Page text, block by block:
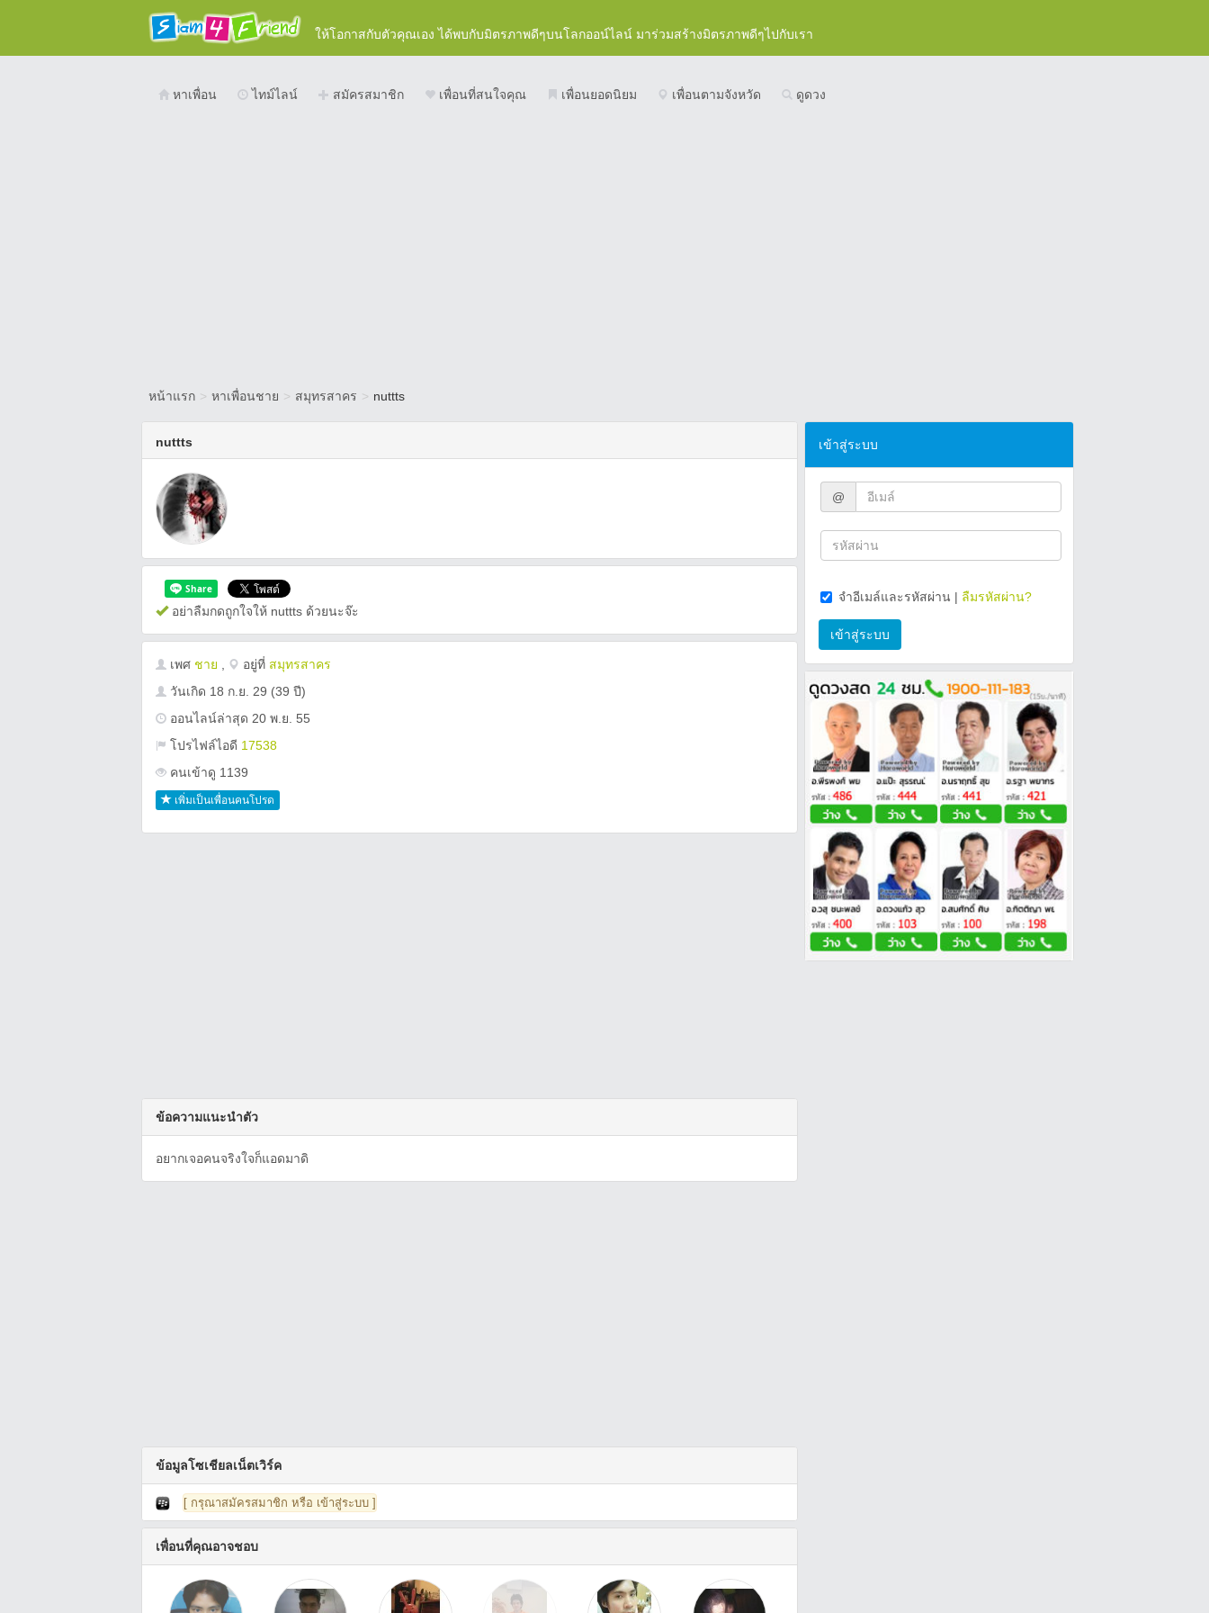
ให้โอกาสกับตัวคุณเอง ได้พบกับมิตรภาพดีๆบนโลกออน์ไลน์ มาร่วมสร้างมิตรภาพดีๆไปกับเรา
หาเพื่อน ไทม์ไลน์ สมัครสมาชิก เพื่อนที่สนใจคุณ เพื่อนยอดนิยม เพื่อนตามจังหวัด ดูดวง
หน้าแรก > หาเพื่อนชาย > สมุทรสาคร > nuttts
nuttts
อย่าลืมกดถูกใจให้ nuttts ด้วยนะจ๊ะ
เพศ ชาย อยู่ที่ สมุทรสาคร
วันเกิด 18 ก.ย. 29 (39 ปี)
ออนไลน์ล่าสุด 20 พ.ย. 55
โปรไฟล์ไอดี 17538
คนเข้าดู 1139
เพิ่มเป็นเพื่อนคนโปรด
ข้อความแนะนำตัว
อยากเจอคนจริงใจก็แอดมาดิ
ข้อมูลโซเชียลเน็ตเวิร์ค
[ กรุณาสมัครสมาชิก หรือ เข้าสู่ระบบ ]
เพื่อนที่คุณอาจชอบ
เข้าสู่ระบบ
@
จำอีเมล์และรหัสผ่าน | ลืมรหัสผ่าน?
เข้าสู่ระบบ